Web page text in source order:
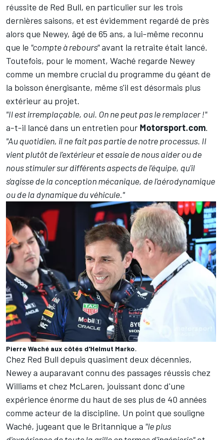
réussite de Red Bull, en particulier sur les trois
dernières saisons, et est évidemment regardé de près
alors que Newey, âgé de 65 ans, a lui-même reconnu
que le "compte à rebours"avant la retraite était lancé.
Toutefois, pour le moment, Waché regarde Newey
comme un membre crucial du programme du géant de
la boisson énergisante, même s'il est désormais plus
extérieur au projet.
"Il est irremplaçable, oui. On ne peut pas le remplacer !"
a-t-il lancé dans un entretien pour Motorsport.com.
"Au quotidien, il ne fait pas partie de notre processus. Il
vient plutôt de l'extérieur et essaie de nous aider ou de
nous stimuler sur différents aspects de l'équipe, qu'il
s'agisse de la conception mécanique, de l'aérodynamique
ou de la dynamique du véhicule."
Pierre Waché aux côtés d'Helmut Marko.
Chez Red Bull depuis quasiment deux décennies,
Newey a auparavant connu des passages réussis chez
Williams et chez McLaren, jouissant donc d'une
expérience énorme du haut de ses plus de 40 années
comme acteur de la discipline. Un point que souligne
Waché, jugeant que le Britannique a "le plus